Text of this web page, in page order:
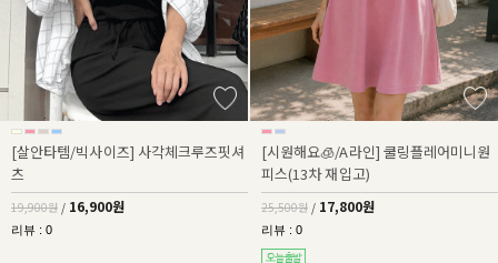
[살안타템/빅사이즈] 사각체크루즈핏셔
츠
19,900원 / 16,900원
리뷰 : 0
[시원해요🧊/A라인] 쿨링플레어미니원
피스(13차 재입고)
25,500원 / 17,800원
리뷰 : 0